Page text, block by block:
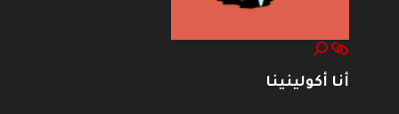
أنا أكولينينا